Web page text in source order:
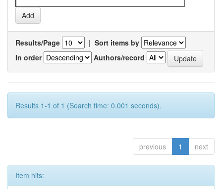
Results/Page | Sort items by
In order
Authors/record
Results 1-1 of 1 (Search time: 0.001 seconds).
previous 1 next
Item hits: